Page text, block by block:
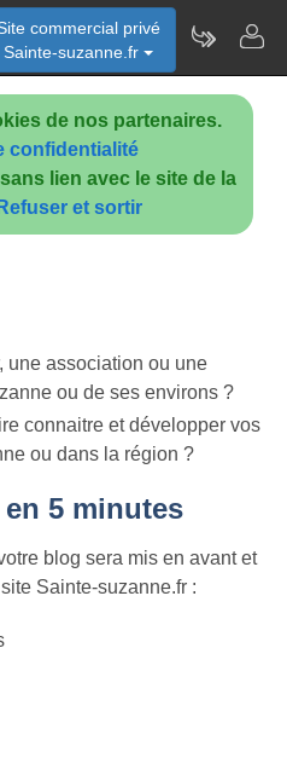
de nos partenaires.
confidentialité
lien avec le site de la
Refuser et sortir
commercial privé
Sainte-suzanne.fr
une association ou une
ou de ses environs ?
connaitre et développer vos
ou dans la région ?
5 minutes
blog sera mis en avant et
Sainte-suzanne.fr :